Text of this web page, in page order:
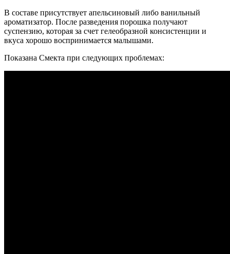
В составе присутствует апельсиновый либо ванильный
ароматизатор. После разведения порошка получают
суспензию, которая за счет гелеобразной консистенции и
вкуса хорошо воспринимается малышами.
Показана Смекта при следующих проблемах: